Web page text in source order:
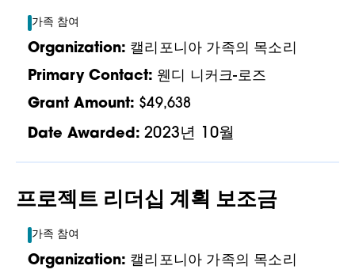
가족 참여
Organization: 캘리포니아 가족의 목소리
Primary Contact: 웬디 니커크-로즈
Grant Amount: $49,638
Date Awarded: 2023년 10월
프로젝트 리더십 계획 보조금
가족 참여
Organization: 캘리포니아 가족의 목소리